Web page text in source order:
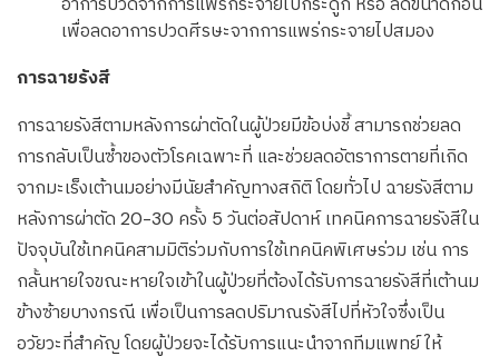
เพื่อลดอาการปวดศีรษะจากการแพร่กระจายไปสมอง
การฉายรังสี
การฉายรังสีตามหลังการผ่าตัดในผู้ป่วยมีข้อบ่งชี้ สามารถช่วยลด
การกลับเป็นซ้ำของตัวโรคเฉพาะที่ และช่วยลดอัตราการตายที่เกิด
จากมะเร็งเต้านมอย่างมีนัยสำคัญทางสถิติ โดยทั่วไป ฉายรังสีตาม
หลังการผ่าตัด 20-30 ครั้ง 5 วันต่อสัปดาห์ เทคนิคการฉายรังสีใน
ปัจจุบันใช้เทคนิคสามมิติร่วมกับการใช้เทคนิคพิเศษร่วม เช่น การ
กลั้นหายใจขณะหายใจเข้าในผู้ป่วยที่ต้องได้รับการฉายรังสีที่เต้านม
ข้างซ้ายบางกรณี เพื่อเป็นการลดปริมาณรังสีไปที่หัวใจซึ่งเป็น
อวัยวะที่สำคัญ โดยผู้ป่วยจะได้รับการแนะนำจากทีมแพทย์ ให้